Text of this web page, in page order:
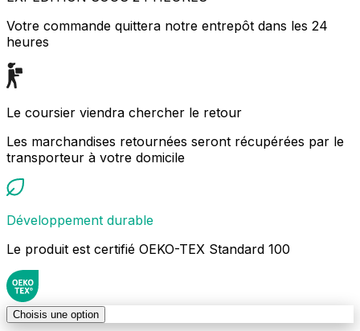
Votre commande quittera notre entrepôt dans les 24
heures
Le coursier viendra chercher le retour
Les marchandises retournées seront récupérées par le
transporteur à votre domicile
Développement durable
Le produit est certifié OEKO-TEX Standard 100
Choisis une option